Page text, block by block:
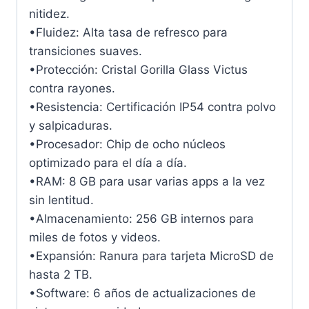
nitidez.
•Fluidez: Alta tasa de refresco para
transiciones suaves.
•Protección: Cristal Gorilla Glass Victus
contra rayones.
•Resistencia: Certificación IP54 contra polvo
y salpicaduras.
•Procesador: Chip de ocho núcleos
optimizado para el día a día.
•RAM: 8 GB para usar varias apps a la vez
sin lentitud.
•Almacenamiento: 256 GB internos para
miles de fotos y videos.
•Expansión: Ranura para tarjeta MicroSD de
hasta 2 TB.
•Software: 6 años de actualizaciones de